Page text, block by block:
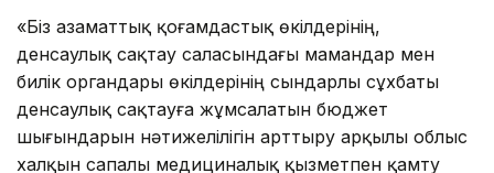
«Біз азаматтық қоғамдастық өкілдерінің,
денсаулық сақтау саласындағы мамандар мен
билік органдары өкілдерінің сындарлы сұхбаты
денсаулық сақтауға жұмсалатын бюджет
шығындарын нәтижелілігін арттыру арқылы облыс
халқын сапалы медициналық қызметпен қамту